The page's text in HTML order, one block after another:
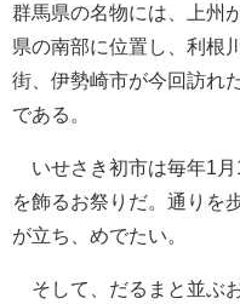
群馬県の名物には、上州
県の南部に位置し、利根
街、伊勢崎市が今回訪れ
である。
いせさき初市は毎年1月
を飾るお祭りだ。通りを
が立ち、めでたい。
そして、だるまと並ぶ